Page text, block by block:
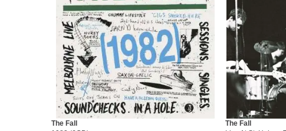
The Fall
The Fall